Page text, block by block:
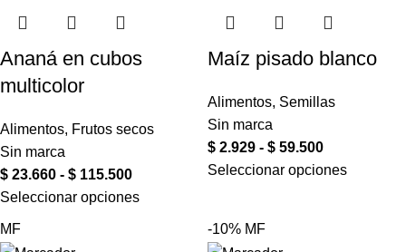
Ananá en cubos
multicolor
Alimentos, Frutos secos
Sin marca
$ 23.660 - $ 115.500
Seleccionar opciones
Maíz pisado blanco
Alimentos, Semillas
Sin marca
$ 2.929 - $ 59.500
Seleccionar opciones
MF -10% MF